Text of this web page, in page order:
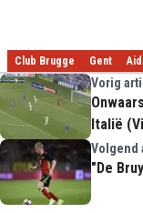
Club Brugge Gent
Vorig
Italië
Volgend
"De